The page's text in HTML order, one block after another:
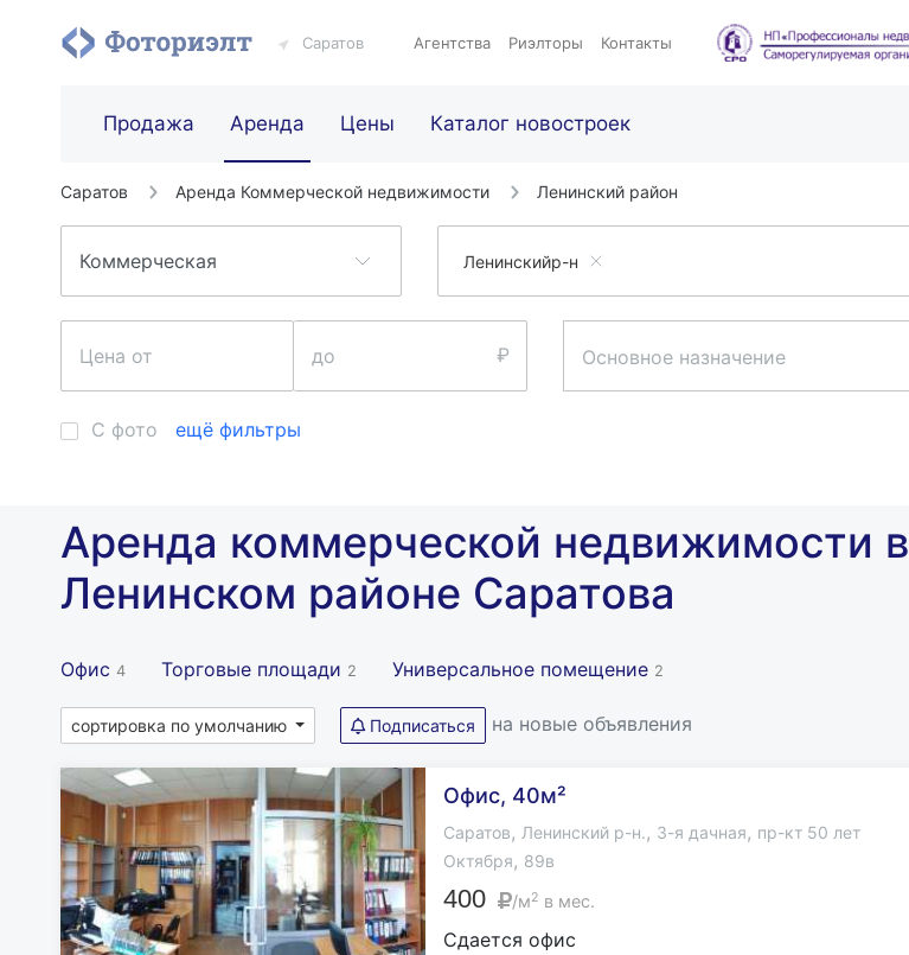
Саратов Агентства Риэлторы Контакты
Продажа Аренда Цены Каталог новостроек
Саратов Аренда Коммерческой недвижимости Ленинский район
Ленинскийр-н
Основное назначение
С фото
ещё фильтры
Аренда коммерческой недвижимости в
Ленинском районе Саратова
Офис 4 Торговые площади 2 Универсальное помещение 2
сортировка по умолчанию Подписаться на новые объявления
Офис, 40м²
Саратов, Ленинский р-н., 3-я дачная, пр-кт 50 лет
Октября, 89в
400 /м2 в мес.
Сдается офис